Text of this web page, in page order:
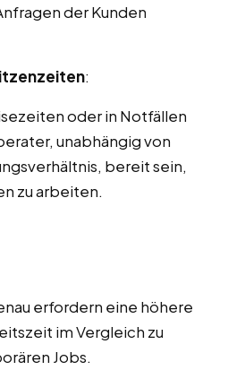
der Kunden
:
oder in Notfällen
unabhängig von
bereit sein,
zu arbeiten.
erfordern eine höhere
im Vergleich zu
Jobs.